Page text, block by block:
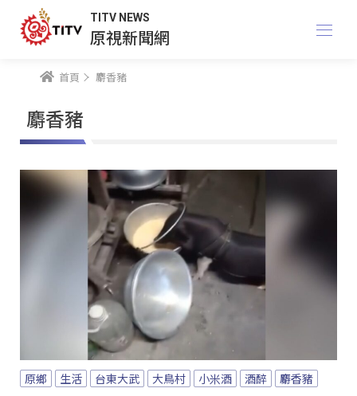
TITV NEWS
原視新聞網
首頁 麝香豬
麝香豬
原鄉 生活 台東大武 大鳥村 小米酒 酒醉 麝香豬